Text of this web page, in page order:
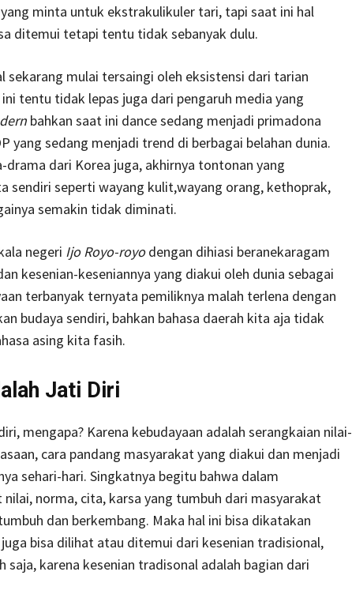
minta untuk ekstrakulikuler tari, tapi saat ini hal
ditemui tetapi tentu tidak sebanyak dulu.
sekarang mulai tersaingi oleh eksistensi dari tarian
ini tentu tidak lepas juga dari pengaruh media yang
bahkan saat ini dance sedang menjadi primadona
yang sedang menjadi trend di berbagai belahan dunia.
drama dari Korea juga, akhirnya tontonan yang
sendiri seperti wayang kulit,wayang orang, kethoprak,
semakin tidak diminati.
negeri Ijo Royo-royodengan dihiasi beranekaragam
kesenian-keseniannya yang diakui oleh dunia sebagai
terbanyak ternyata pemiliknya malah terlena dengan
budaya sendiri, bahkan bahasa daerah kita aja tidak
asing kita fasih.
Jati Diri
mengapa? Karena kebudayaan adalah serangkaian nilai-
cara pandang masyarakat yang diakui dan menjadi
sehari-hari. Singkatnya begitu bahwa dalam
norma, cita, karsa yang tumbuh dari masyarakat
dan berkembang. Maka hal ini bisa dikatakan
bisa dilihat atau ditemui dari kesenian tradisional,
saja, karena kesenian tradisonal adalah bagian dari